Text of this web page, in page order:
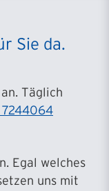
Sie da.
an. Täglich
Egal welches
uns mit